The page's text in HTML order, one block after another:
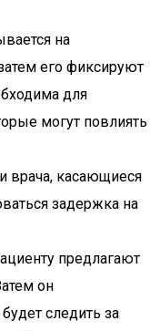
на
его фиксируют
для
могут повлиять
врача, касающиеся
задержка на
предлагают
он
следить за